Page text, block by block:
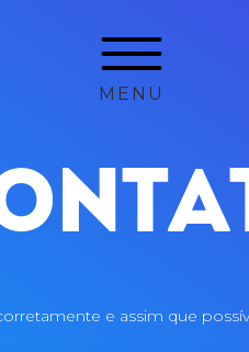
MENU
e assim que